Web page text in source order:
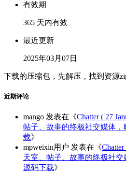
有效期
365 天内有效
最近更新
2025年03月07日
下载的压缩包，先解压，找到资源
近期评论
mango 发表在《Chatter ( 27
帖子、故事的终极社交媒体，
载》
mpweixin用户 发表在《
天室、帖子、故事的终极社交
源码下载》